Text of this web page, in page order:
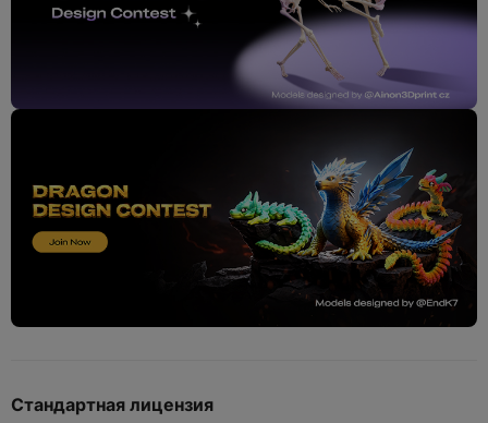
Стандартная лицензия